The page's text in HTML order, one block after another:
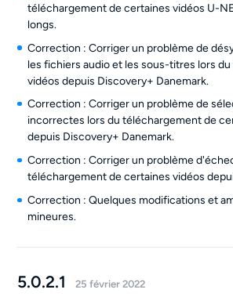
téléchargement de certaines vidéos U-
longs.
Correction : Corriger un problème de
les fichiers audio et les sous-titres lors
vidéos depuis Discovery+ Danemark.
Correction : Corriger un problème de
incorrectes lors du téléchargement de
depuis Discovery+ Danemark.
Correction : Corriger un problème
téléchargement de certaines vidéos
Correction : Quelques modifications et
mineures.
5.0.2.1 25 février 2022